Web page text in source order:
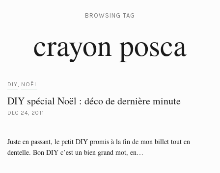
BROWSING TAG
crayon posca
DIY, NOËL
DIY spécial Noël : déco de dernière minute
DEC 24, 2011
Juste en passant, le petit DIY promis à la fin de mon billet tout en
dentelle. Bon DIY c’est un bien grand mot, en…